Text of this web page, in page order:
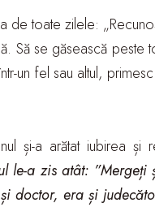
toate zilele:
Să se găsească peste
un fel sau altul,
și-a arătat iubirea și
le-a zis atât:
doctor, era și